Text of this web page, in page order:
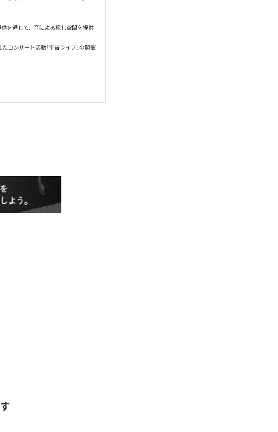
を通して、音による癒し空間を提供
コンサート活動「宇宙ライブ」の開催